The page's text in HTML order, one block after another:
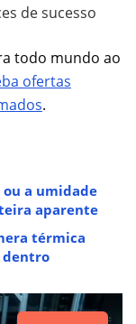
de sucesso
todo mundo ao
ofertas
.
a umidade
aparente
térmica
dentro